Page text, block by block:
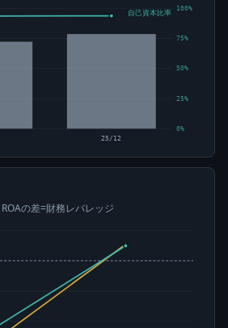
0%
25%
50%
75%
100%
25/12
自己資本比率
の差=財務レバレッジ